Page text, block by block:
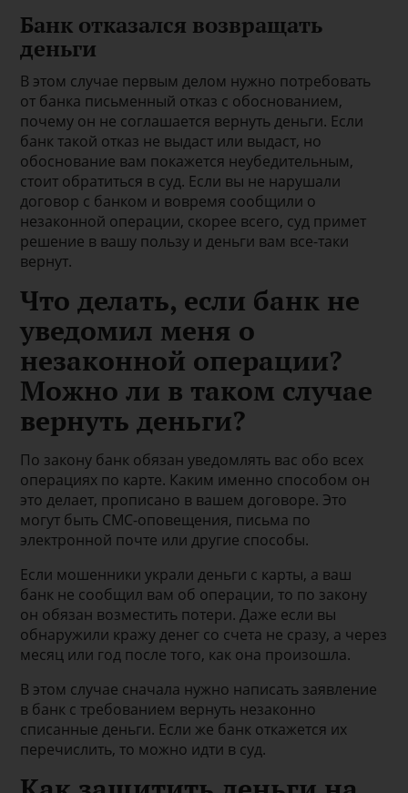
Банк отказался возвращать
деньги
В этом случае первым делом нужно потребовать
от банка письменный отказ с обоснованием,
почему он не соглашается вернуть деньги. Если
банк такой отказ не выдаст или выдаст, но
обоснование вам покажется неубедительным,
стоит обратиться в суд. Если вы не нарушали
договор с банком и вовремя сообщили о
незаконной операции, скорее всего, суд примет
решение в вашу пользу и деньги вам все-таки
вернут.
Что делать, если банк не
уведомил меня о
незаконной операции?
Можно ли в таком случае
вернуть деньги?
По закону банк обязан уведомлять вас обо всех
операциях по карте. Каким именно способом он
это делает, прописано в вашем договоре. Это
могут быть СМС-оповещения, письма по
электронной почте или другие способы.
Если мошенники украли деньги с карты, а ваш
банк не сообщил вам об операции, то по закону
он обязан возместить потери. Даже если вы
обнаружили кражу денег со счета не сразу, а через
месяц или год после того, как она произошла.
В этом случае сначала нужно написать заявление
в банк с требованием вернуть незаконно
списанные деньги. Если же банк откажется их
перечислить, то можно идти в суд.